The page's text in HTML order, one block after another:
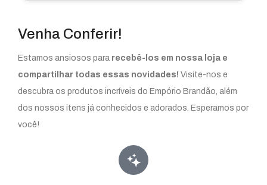
Venha Conferir!
Estamos ansiosos para recebê-los em nossa loja e
compartilhar todas essas novidades! Visite-nos e
descubra os produtos incríveis do Empório Brandão, além
dos nossos itens já conhecidos e adorados. Esperamos por
você!